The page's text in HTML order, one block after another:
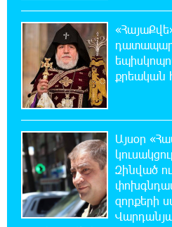
Երևանում
կլինի
21:10:46 6-08-2026
Օգոստոսի 7-ին՝
Կաթողիկոսի
ՆԳՆ-ն՝
քաղաքացու
20:42:28 6-08-2026
«Համահայկական
քրեական
Այսօր
Զինված
զորքերի